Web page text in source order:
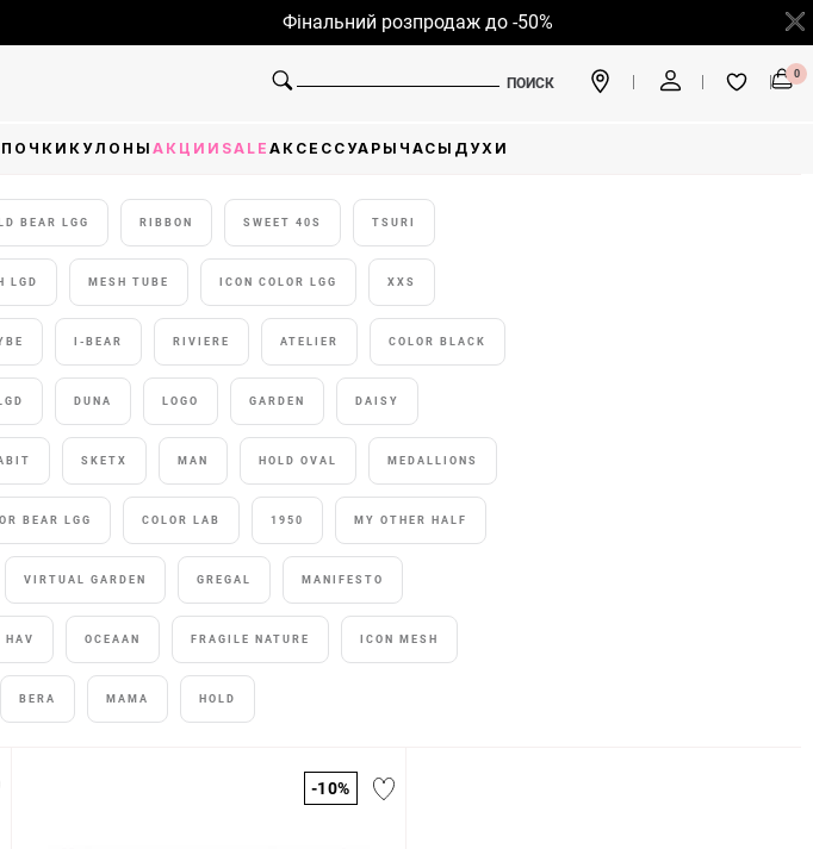
Фінальний розпродаж до -50%
ПОИСК
0
КУЛОНЫ АКЦИИ SALE АКСЕССУАРЫ ЧАСЫ ДУХИ
BEAR LGG RIBBON SWEET 40S TSURI
LGD MESH TUBE ICON COLOR LGG XXS
I-BEAR RIVIERE ATELIER COLOR BLACK
DUNA LOGO GARDEN DAISY
SKETX MAN HOLD OVAL MEDALLIONS
BEAR LGG COLOR LAB 1950 MY OTHER HALF
VIRTUAL GARDEN GREGAL MANIFESTO
HAV OCEAAN FRAGILE NATURE ICON MESH
BERA MAMA HOLD
-10%